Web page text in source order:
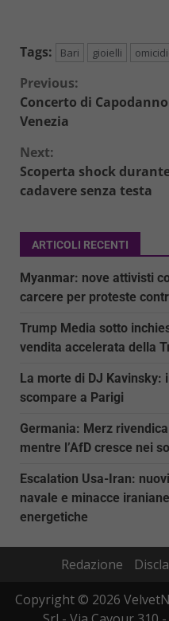
Tags: Bari gioielli
Continue
Reading
Previous:
Concerto di
Venezia
Next:
Scoperta shock
cadavere senza testa
ARTICOLI RECENTI
Myanmar: nove attivisti
carcere per proteste
Trump Media sotto
vendita accelerata della
La morte di DJ Kavinsky:
scompare a Parigi
Germania: Merz
mentre l’AfD cresce nei
Escalation Usa-Iran:
navale e minacce
energetiche
Redazione
Copyright © 2026